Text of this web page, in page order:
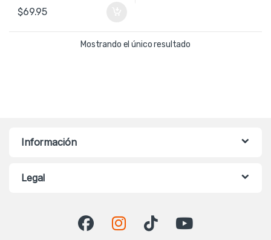
$69.95
Mostrando el único resultado
Información
Legal